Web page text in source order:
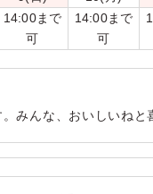
14:00まで
可
14:00まで
可
みんな、おいしいねと